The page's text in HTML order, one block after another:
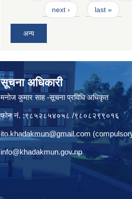
next › last »
अन्य
सूचना अधिकारी
मनाेज कुमार साह -सूचना प्रविधि अधिकृत
फोन नं. :९८५२८५४०५८ /९८०८२९९०१६
ito.khadakmun@gmail.com
info@khadakmun.gov.np